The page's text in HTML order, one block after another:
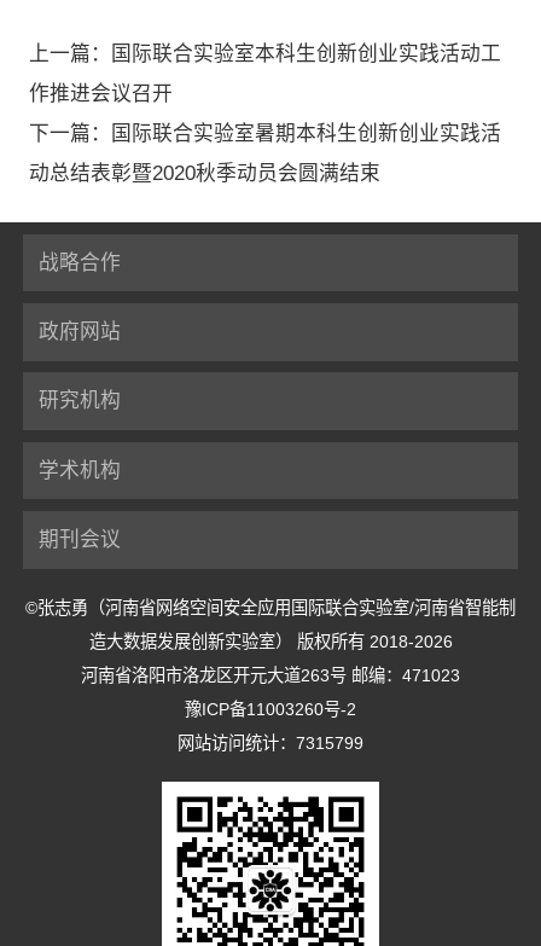
上一篇：国际联合实验室本科生创新创业实践活动工
作推进会议召开
下一篇：国际联合实验室暑期本科生创新创业实践活
动总结表彰暨2020秋季动员会圆满结束
战略合作
政府网站
研究机构
学术机构
期刊会议
©张志勇（河南省网络空间安全应用国际联合实验室/河南省智能制
造大数据发展创新实验室） 版权所有 2018-2026
河南省洛阳市洛龙区开元大道263号 邮编：471023
豫ICP备11003260号-2
网站访问统计：7315799